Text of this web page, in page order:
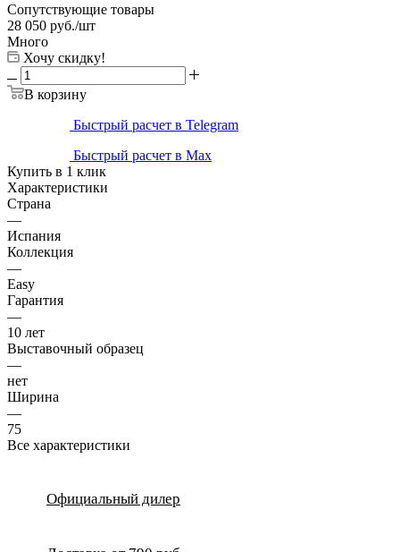
Сопутствующие товары
28 050 руб./шт
Много
Хочу скидку!
В корзину
Быстрый расчет в Telegram
Быстрый расчет в Max
Купить в 1 клик
Характеристики
Страна
—
Испания
Коллекция
—
Easy
Гарантия
—
10 лет
Выставочный образец
—
нет
Ширина
—
75
Все характеристики
Официальный дилер